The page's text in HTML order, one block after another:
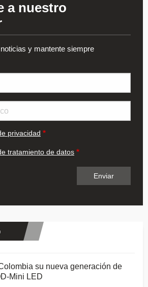
a nuestro
y mantente siempre
privacidad
tratamiento de datos
su nueva generación de
Mini LED